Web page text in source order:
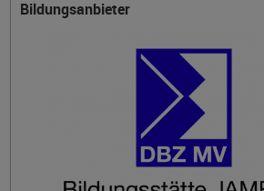
Bildungsanbieter